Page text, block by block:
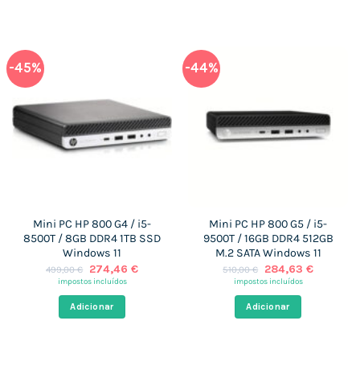
-45%
Mini PC HP 800 G4 / i5-
8500T / 8GB DDR4 1TB SSD
Windows 11
499,00€
O
preço
era:
499,00 €.
274,46 €O
impostos incluídos
Adicionar
-44%
Mini PC HP 800 G5 / i5-
9500T / 16GB DDR4 512GB
M.2 SATA Windows 11
510,00€
O
preço
era:
510,00 €.
284,63 €O
impostos incluídos
Adicionar